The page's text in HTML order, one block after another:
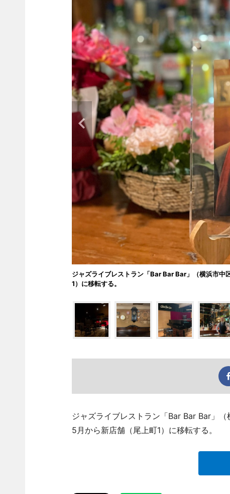
ジャズライブレストラン「Bar Bar Bar」（横浜市中
1）に移転する。
ジャズライブレストラン「Bar Bar Bar」（
5月から新店舗（尾上町1）に移転する。